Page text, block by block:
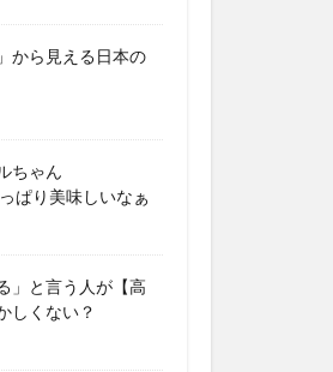
から見える日本の
ちゃん
ぱり美味しいなぁ
」と言う人が【高
しくない？